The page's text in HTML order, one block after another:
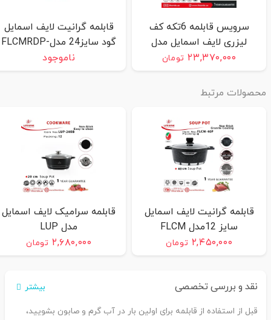
سرویس قابلمه 6تکه کف
لیزری لایف اسمایل مدل
lifep30_6_2(اصل)
۲۳,۳۷۰,۰۰۰ تومان
قابلمه گرانیت لایف اسمایل
گود سایز24 مدلFLCMRDP-
24F
ناموجود
مرتبط
قابلمه گرانیت لایف اسمایل
سایز 12مدل FLCM
۲,۴۵۰,۰۰۰ تومان
قابلمه سرامیک لایف اسمایل
مدل LUP
۲,۶۸۰,۰۰۰ تومان
نقد و بررسی تخصصی بیشتر
قبل از استفاده از قابلمه برای اولین بار در آب گرم و صابون بشویید،